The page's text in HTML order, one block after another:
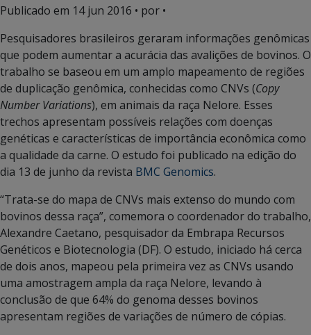
Publicado em 14 jun 2016 • por •
Pesquisadores brasileiros geraram informações genômicas
que podem aumentar a acurácia das avalições de bovinos. O
trabalho se baseou em um amplo mapeamento de regiões
de duplicação genômica, conhecidas como CNVs (Copy
Number Variations), em animais da raça Nelore. Esses
trechos apresentam possíveis relações com doenças
genéticas e características de importância econômica como
a qualidade da carne. O estudo foi publicado na edição do
dia 13 de junho da revista BMC Genomics.
“Trata-se do mapa de CNVs mais extenso do mundo com
bovinos dessa raça”, comemora o coordenador do trabalho,
Alexandre Caetano, pesquisador da Embrapa Recursos
Genéticos e Biotecnologia (DF). O estudo, iniciado há cerca
de dois anos, mapeou pela primeira vez as CNVs usando
uma amostragem ampla da raça Nelore, levando à
conclusão de que 64% do genoma desses bovinos
apresentam regiões de variações de número de cópias.